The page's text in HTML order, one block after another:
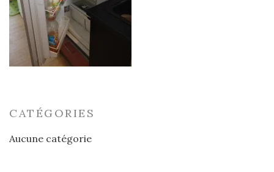
CATÉGORIES
Aucune catégorie